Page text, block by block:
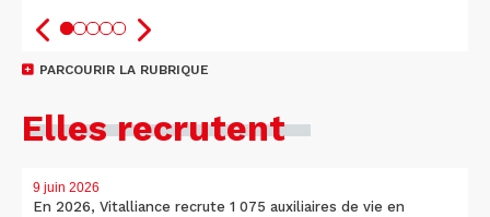
PARCOURIR LA RUBRIQUE
Elles recrutent
9 juin 2026
En 2026, Vitalliance recrute 1 075 auxiliaires de vie en